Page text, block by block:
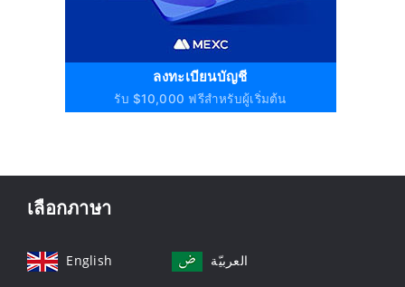
ลงทะเบียนบัญชี
รับ $10,000 ฟรีสำหรับผู้เริ่มต้น
เลือกภาษา
English العربيّة